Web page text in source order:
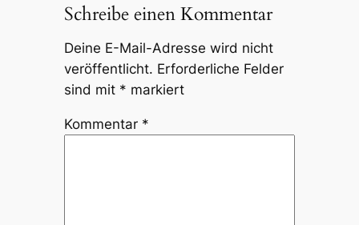
Schreibe einen Kommentar
Deine E-Mail-Adresse wird nicht
veröffentlicht. Erforderliche Felder
sind mit * markiert
Kommentar *